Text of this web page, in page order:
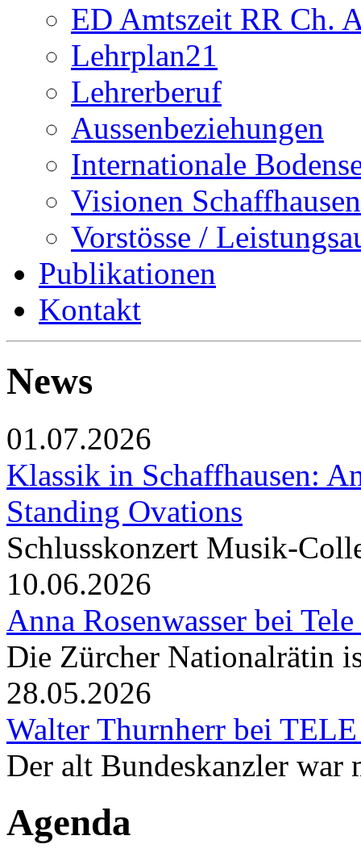
ED Amtszeit RR Ch.
Lehrplan21
Lehrerberuf
Aussenbeziehungen
Internationale
Visionen Schaffhausen
Vorstösse /
Publikationen
Kontakt
News
01.07.2026
Klassik in Schaffhausen:
Standing Ovations
Schlusskonzert Musik-
10.06.2026
Anna Rosenwasser bei
Die Zürcher Nationalrätin
28.05.2026
Walter Thurnherr bei
Der alt Bundeskanzler war
Agenda